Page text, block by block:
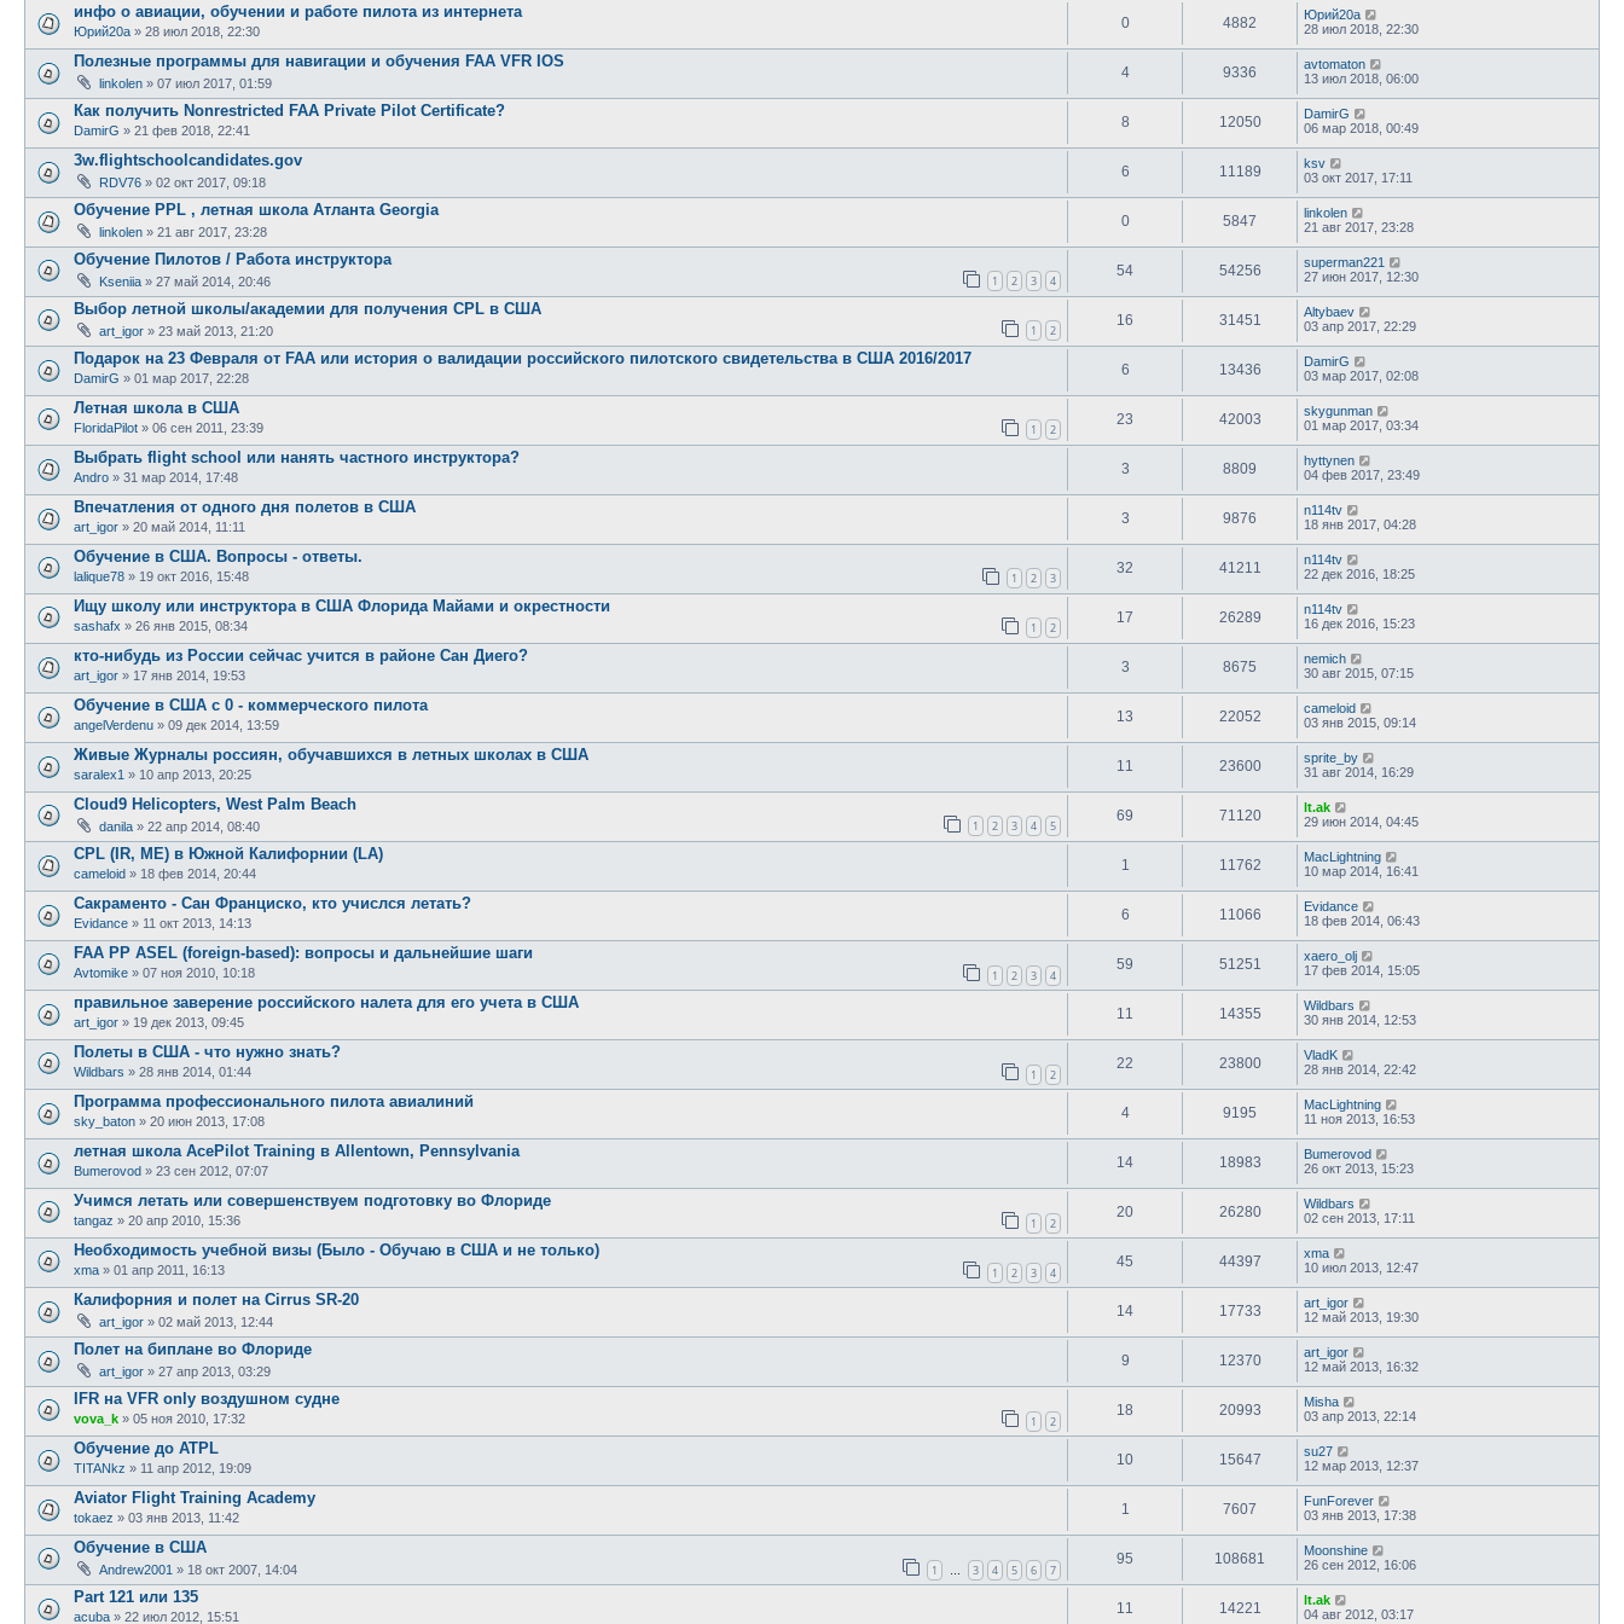
инфо о авиации, обучении и работе пилота из интернета
Юрий20а » 28 июл 2018, 22:30
0 4882
Юрий20а
28 июл 2018, 22:30
Полезные программы для навигации и обучения FAA VFR IOS
linkolen » 07 июл 2017, 01:59
4 9336
avtomaton
13 июл 2018, 06:00
Как получить Nonrestricted FAA Private Pilot Certificate?
DamirG » 21 фев 2018, 22:41
8 12050
DamirG
06 мар 2018, 00:49
3w.flightschoolcandidates.gov
RDV76 » 02 окт 2017, 09:18
6 11189
ksv
03 окт 2017, 17:11
Обучение PPL , летная школа Атланта Georgia
linkolen » 21 авг 2017, 23:28
0 5847
linkolen
21 авг 2017, 23:28
Обучение Пилотов / Работа инструктора
Kseniia » 27 май 2014, 20:46 1 2 3 4
54 54256
superman221
27 июн 2017, 12:30
Выбор летной школы/академии для получения CPL в США
art_igor » 23 май 2013, 21:20 1 2
16 31451
Altybaev
03 апр 2017, 22:29
Подарок на 23 Февраля от FAA или история о валидации российского пилотского свидетельства в США 2016/2017
DamirG » 01 мар 2017, 22:28
6 13436
DamirG
03 мар 2017, 02:08
Летная школа в США
FloridaPilot » 06 сен 2011, 23:39 1 2
23 42003
skygunman
01 мар 2017, 03:34
Выбрать flight school или нанять частного инструктора?
Andro » 31 мар 2014, 17:48
3 8809
hyttynen
04 фев 2017, 23:49
Впечатления от одного дня полетов в США
art_igor » 20 май 2014, 11:11
3 9876
n114tv
18 янв 2017, 04:28
Обучение в США. Вопросы - ответы.
lalique78 » 19 окт 2016, 15:48 1 2 3
32 41211
n114tv
22 дек 2016, 18:25
Ищу школу или инструктора в США Флорида Майами и окрестности
sashafx » 26 янв 2015, 08:34 1 2
17 26289
n114tv
16 дек 2016, 15:23
кто-нибудь из России сейчас учится в районе Сан Диего?
art_igor » 17 янв 2014, 19:53
3 8675
nemich
30 авг 2015, 07:15
Обучение в США с 0 - коммерческого пилота
angelVerdenu » 09 дек 2014, 13:59
13 22052
cameloid
03 янв 2015, 09:14
Живые Журналы россиян, обучавшихся в летных школах в США
saralex1 » 10 апр 2013, 20:25
11 23600
sprite_by
31 авг 2014, 16:29
Cloud9 Helicopters, West Palm Beach
danila » 22 апр 2014, 08:40 1 2 3 4 5
69 71120
lt.ak
29 июн 2014, 04:45
CPL (IR, ME) в Южной Калифорнии (LA)
cameloid » 18 фев 2014, 20:44
1 11762
MacLightning
10 мар 2014, 16:41
Сакраменто - Сан Франциско, кто учислся летать?
Evidance » 11 окт 2013, 14:13
6 11066
Evidance
18 фев 2014, 06:43
FAA PP ASEL (foreign-based): вопросы и дальнейшие шаги
Avtomike » 07 ноя 2010, 10:18 1 2 3 4
59 51251
xaero_olj
17 фев 2014, 15:05
правильное заверение российского налета для его учета в США
art_igor » 19 дек 2013, 09:45
11 14355
Wildbars
30 янв 2014, 12:53
Полеты в США - что нужно знать?
Wildbars » 28 янв 2014, 01:44 1 2
22 23800
VladK
28 янв 2014, 22:42
Программа профессионального пилота авиалиний
sky_baton » 20 июн 2013, 17:08
4 9195
MacLightning
11 ноя 2013, 16:53
летная школа AcePilot Training в Allentown, Pennsylvania
Bumerovod » 23 сен 2012, 07:07
14 18983
Bumerovod
26 окт 2013, 15:23
Учимся летать или совершенствуем подготовку во Флориде
tangaz » 20 апр 2010, 15:36 1 2
20 26280
Wildbars
02 сен 2013, 17:11
Необходимость учебной визы (Было - Обучаю в США и не только)
xma » 01 апр 2011, 16:13 1 2 3 4
45 44397
xma
10 июл 2013, 12:47
Калифорния и полет на Cirrus SR-20
art_igor » 02 май 2013, 12:44
14 17733
art_igor
12 май 2013, 19:30
Полет на биплане во Флориде
art_igor » 27 апр 2013, 03:29
9 12370
art_igor
12 май 2013, 16:32
IFR на VFR only воздушном судне
vova_k » 05 ноя 2010, 17:32 1 2
18 20993
Misha
03 апр 2013, 22:14
Обучение до ATPL
TITANkz » 11 апр 2012, 19:09
10 15647
su27
12 мар 2013, 12:37
Aviator Flight Training Academy
tokaez » 03 янв 2013, 11:42
1 7607
FunForever
03 янв 2013, 17:38
Обучение в США
Andrew2001 » 18 окт 2007, 14:04 1 … 3 4 5 6 7
95 108681
Moonshine
26 сен 2012, 16:06
Part 121 или 135
acuba » 22 июл 2012, 15:51
11 14221
lt.ak
04 авг 2012, 03:17